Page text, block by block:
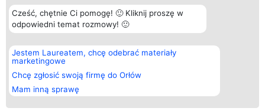
Cześć, chętnie Ci pomogę! 🙂 Kliknij proszę w
odpowiedni temat rozmowy! 🙂
Jestem Laureatem, chcę odebrać materiały
marketingowe
Chcę zgłosić swoją firmę do Orłów
Mam inną sprawę
Organizator plebiscytu
Bright Side Solutions sp. z o.
o. sp. k.
ul. Ruska 22
Wrocław 50-079
KRS 0000749100 | Regon
381313360 | NIP 8943132676
Plebiscyt
Laureaci
wszystkich
Laureatów
Regulamin
Kontakt
Kontakt